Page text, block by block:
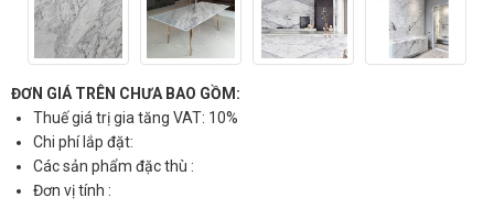
ĐƠN GIÁ TRÊN CHƯA BAO GỒM:
Thuế giá trị gia tăng VAT: 10%
Chi phí lắp đặt:
Các sản phẩm đặc thù :
Đơn vị tính :